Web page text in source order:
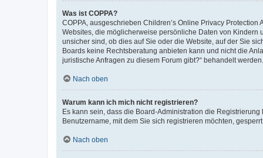
Was ist COPPA?
COPPA, ausgeschrieben Children’s Online Privacy
Websites, die möglicherweise persönliche Daten von
unsicher sind, ob dies auf Sie oder die Website, auf der Sie
Boards keine Rechtsberatung anbieten kann und nicht die
juristische Anfragen zu diesem Forum gibt?“ behandelt werden.
Nach oben
Warum kann ich mich nicht registrieren?
Es kann sein, dass die Board-Administration die
Benutzername, mit dem Sie sich registrieren möchten,
Nach oben